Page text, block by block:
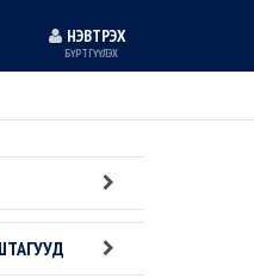
НЭВТРЭХ
БҮРТГҮҮЛЭХ